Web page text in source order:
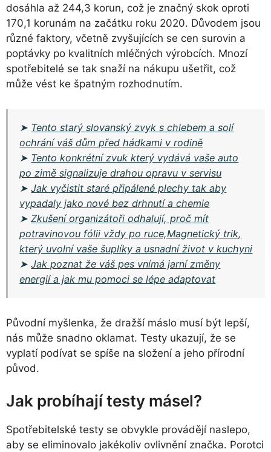
dosáhla až 244,3 korun, což je značný skok oproti
170,1 korunám na začátku roku 2020. Důvodem jsou
různé faktory, včetně zvyšujících se cen surovin a
poptávky po kvalitních mléčných výrobcích. Mnozí
spotřebitelé se tak snaží na nákupu ušetřit, což
může vést ke špatným rozhodnutím.
➤ Tento starý slovanský zvyk s chlebem a solí
ochrání váš dům před hádkami v rodině
➤ Tento konkrétní zvuk který vydává vaše auto
po zimě signalizuje drahou opravu v servisu
➤Jak vyčistit staré připálené plechy tak aby
vypadaly jako nové bez drhnutí a chemie
➤Zkušení organizátoři odhalují, proč mít
potravinovou fólii vždy po ruce,Magnetický trik,
který uvolní vaše šuplíky a usnadní život v kuchyni
➤Jak poznat že váš pes vnímá jarní změny
energií a jak mu pomoci se lépe adaptovat
Původní myšlenka, že dražší máslo musí být lepší,
nás může snadno oklamat. Testy ukazují, že se
vyplatí podívat se spíše na složení a jeho přírodní
původ.
Jak probíhají testy másel?
Spotřebitelské testy se obvykle provádějí naslepo,
aby se eliminovalo jakékoliv ovlivnění značka. Porotci